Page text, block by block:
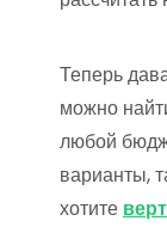
Теперь
можно
любой
варианты,
хотите